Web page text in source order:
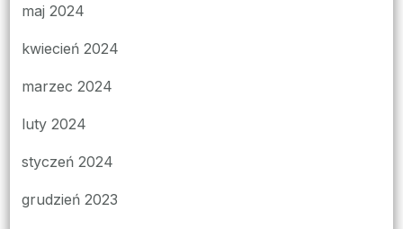
maj 2024
kwiecień 2024
marzec 2024
luty 2024
styczeń 2024
grudzień 2023